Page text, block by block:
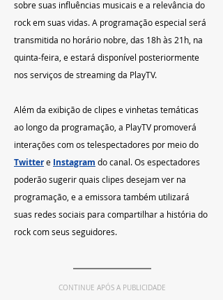
sobre suas influências musicais e a relevância do
rock em suas vidas. A programação especial será
transmitida no horário nobre, das 18h às 21h, na
quinta-feira, e estará disponível posteriormente
nos serviços de streaming da PlayTV.
Além da exibição de clipes e vinhetas temáticas
ao longo da programação, a PlayTV promoverá
interações com os telespectadores por meio do
Twitter e Instagram do canal. Os espectadores
poderão sugerir quais clipes desejam ver na
programação, e a emissora também utilizará
suas redes sociais para compartilhar a história do
rock com seus seguidores.
CONTINUE APÓS A PUBLICIDADE